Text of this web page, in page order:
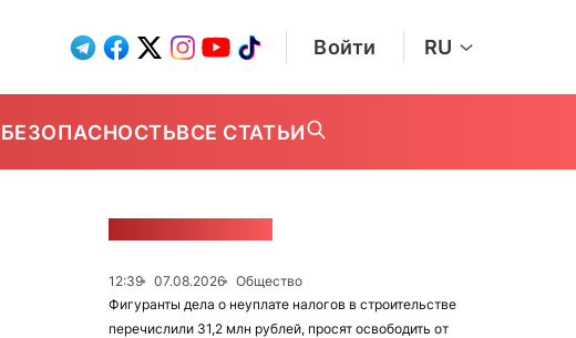
Войти RU
БЕЗОПАСНОСТЬВСЕ СТАТЬИ
12:39 07.08.2026
Общество
Фигуранты дела о неуплате налогов в строительстве
перечислили 31,2 млн рублей, просят освободить от